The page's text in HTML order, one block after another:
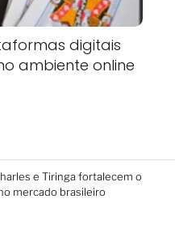
digitais
ambiente online
e Tiringa fortalecem o
mercado brasileiro